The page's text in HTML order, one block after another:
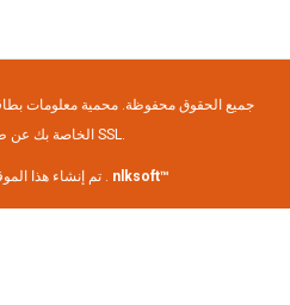
الخاصة بك عن طريق 256 بت SSL.
© تم إنشاء هذا الموقع باستخدام برنامج . nlksoft™